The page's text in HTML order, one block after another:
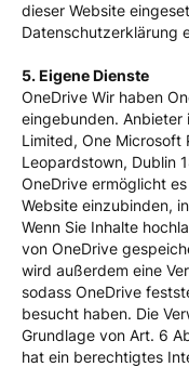
dieser Website
Datenschutzerklärung
5. Eigene Dienste
OneDrive Wir haben
eingebunden.
Limited, One Microsoft
Leopardstown, Dublin
OneDrive ermöglicht
Website einzubinden,
Wenn Sie Inhalte
von OneDrive
wird außerdem eine
sodass OneDrive
besucht haben. Die
Grundlage von Art. 6
hat ein berechtigtes